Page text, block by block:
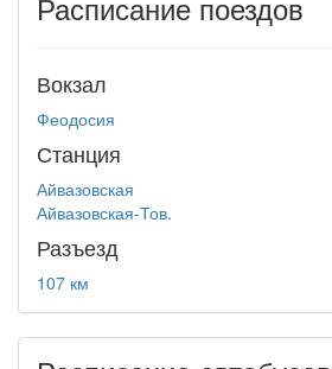
Вокзал
Феодосия
Станция
Айвазовская
Айвазовская-Тов.
Разъезд
107 км